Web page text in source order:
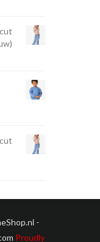
-
Proudly